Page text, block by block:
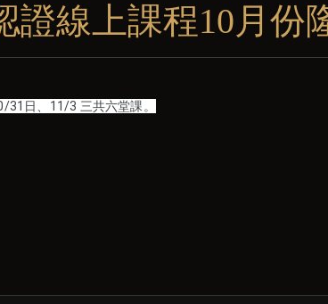
證線上課程10月份
日、11/3 三共六堂課。